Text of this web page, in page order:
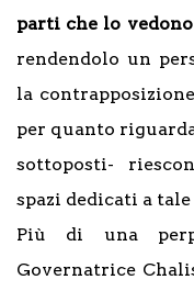
parti che lo
rendendolo un
la
per quanto
sottoposti-
spazi dedicati a
Più di una
Governatrice